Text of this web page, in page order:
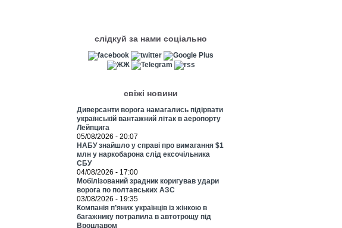
слідкуй за нами соціально
свіжі новини
Диверсанти ворога намагались підірвати
українській вантажний літак в аеропорту
Лейпцига
05/08/2026 - 20:07
НАБУ знайшло у справі про вимагання $1
млн у наркобарона слід ексочільника
СБУ
04/08/2026 - 17:00
Мобілізований зрадник коригував удари
ворога по полтавських АЗС
03/08/2026 - 19:35
Компанія п’яних українців із жінкою в
багажнику потрапила в автотрощу під
Вроцлавом